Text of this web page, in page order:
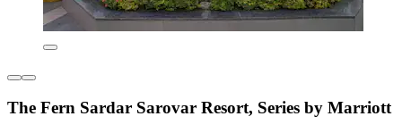
The Fern Sardar Sarovar Resort, Series by Marriott